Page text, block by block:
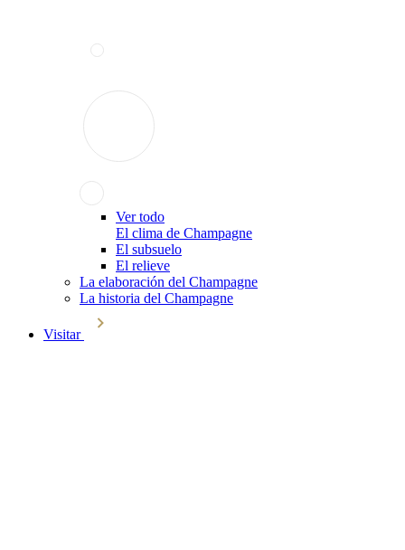
Ver todo
El clima de Champagne
El subsuelo
El relieve
La elaboración del Champagne
La historia del Champagne
Visitar